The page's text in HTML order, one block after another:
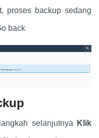
proses backup sedang
back
selanjutnya Klik